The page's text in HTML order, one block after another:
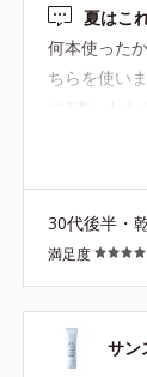
テカリ、ベタ
れにくい。
※単品使用で
夏はこ
何本使った
ちらを使い
30代後半・
満足度
サン